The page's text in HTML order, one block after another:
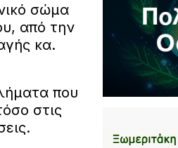
σώμα
από την
κα.
που
στις